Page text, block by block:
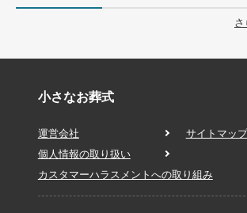
小さなお葬式
運営会社
サイトマップ
個人情報の取り扱い
カスタマーハラスメントへの取り組み